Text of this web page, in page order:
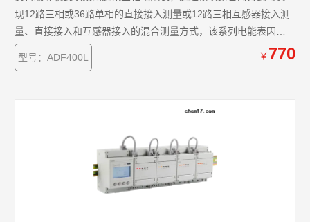
现12路三相或36路单相的直接接入测量或12路三相互感器接入测
量、直接接入和互感器接入的混合测量方式，该系列电能表因准
确度高、集中安装、集中管理、安装灵活性高，互不干扰等优势
深受小区、学校、企业等的青睐。
型号：ADF400L ￥ 770